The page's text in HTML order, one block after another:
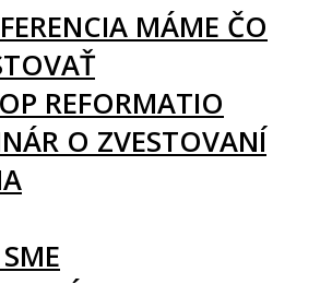
MÁME ČO
REFORMATIO
O ZVESTOVANÍ